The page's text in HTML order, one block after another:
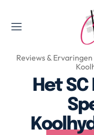
Valerie's Topics
Lifestyle,
Reviews & Ervaringen
Het